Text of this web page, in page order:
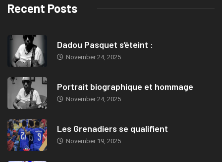
Recent Posts
Dadou Pasquet s’éteint :
November 24, 2025
Portrait biographique et hommage
November 24, 2025
Les Grenadiers se qualifient
November 19, 2025